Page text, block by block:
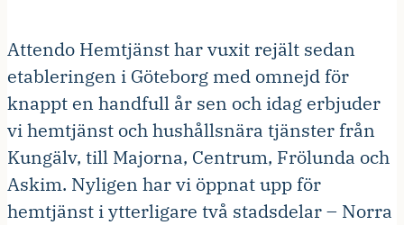
Attendo Hemtjänst har vuxit rejält sedan
etableringen i Göteborg med omnejd för
knappt en handfull år sen och idag erbjuder
vi hemtjänst och hushållsnära tjänster från
Kungälv, till Majorna, Centrum, Frölunda och
Askim. Nyligen har vi öppnat upp för
hemtjänst i ytterligare två stadsdelar – Norra